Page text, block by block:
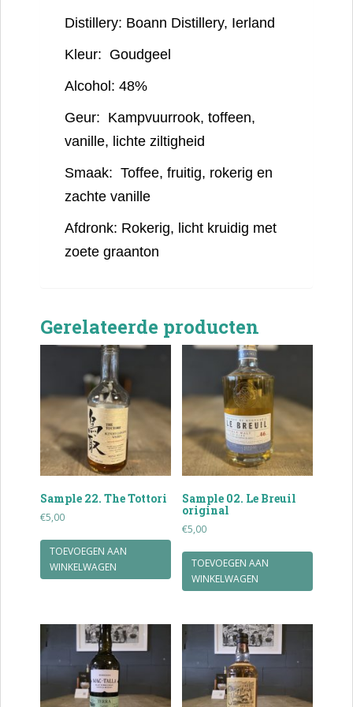
Distillery: Boann Distillery, Ierland
Kleur: Goudgeel
Alcohol: 48%
Geur: Kampvuurrook, toffeen,
vanille, lichte ziltigheid
Smaak: Toffee, fruitig, rokerig en
zachte vanille
Afdronk: Rokerig, licht kruidig met
zoete graanton
Gerelateerde producten
Sample 22. The Tottori
€5,00
TOEVOEGEN AAN
WINKELWAGEN
Sample 02. Le Breuil
original
€5,00
TOEVOEGEN AAN
WINKELWAGEN